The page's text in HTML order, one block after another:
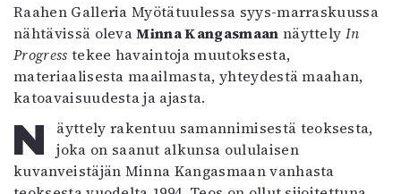
Info
Tilaus ja irtonumerot
Yhteistyössä
Mediatiedot
Kaltio ry
Raahen Galleria Myötätuulessa syys-marraskuussa
nähtävissä olevaMinna Kangasmaan näyttely In
Progress tekee havaintoja muutoksesta,
materiaalisesta maailmasta, yhteydestä maahan,
katoavaisuudesta ja ajasta.
Näyttely rakentuu samannimisestä teoksesta,
joka on saanut alkunsa oululaisen
kuvanveistäjän Minna Kangasmaan vanhasta